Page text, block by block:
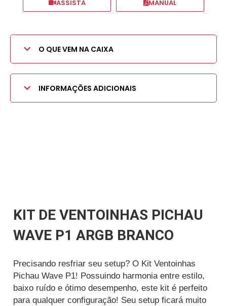
ASSISTA MANUAL
O QUE VEM NA CAIXA
INFORMAÇÕES ADICIONAIS
KIT DE VENTOINHAS PICHAU
WAVE P1 ARGB BRANCO
Precisando resfriar seu setup? O Kit Ventoinhas
Pichau Wave P1! Possuindo harmonia entre estilo,
baixo ruído e ótimo desempenho, este kit é perfeito
para qualquer configuração! Seu setup ficará muito